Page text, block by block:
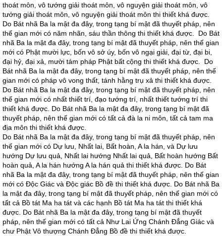
thoát môn, vô tướng giải thoát môn, vô nguyện giải thoát môn, vô
tướng giải thoát môn, vô nguyện giải thoát môn thi thiết khá được.
Do Bát nhã Ba la mật đa đây, trong tạng bí mật đã thuyết pháp, nên
thế gian mới có năm nhãn, sáu thần thông thi thiết khá được. Do Bát
nhã Ba la mật đa đây, trong tạng bí mật đã thuyết pháp, nên thế gian
mới có Phật mười lực, bốn vô sở úy, bốn vô ngại giải, đại từ, đại bi,
đại hỷ, đại xả, mười tám pháp Phật bất cộng thi thiết khá được. Do
Bát nhã Ba la mật đa đây, trong tạng bí mật đã thuyết pháp, nên thế
gian mới có pháp vô vong thất, tánh hằng trụ xả thi thiết khá được.
Do Bát nhã Ba la mật đa đây, trong tạng bí mật đã thuyết pháp, nên
thế gian mới có nhất thiết trí, đạo tướng trí, nhất thiết tướng trí thi
thiết khá được. Do Bát nhã Ba la mật đa đây, trong tạng bí mật đã
thuyết pháp, nên thế gian mới có tất cả đà la ni môn, tất cả tam ma
địa môn thi thiết khá được.
Do Bát nhã Ba la mật đa đây, trong tạng bí mật đã thuyết pháp, nên
thế gian mới có Dự lưu, Nhất lai, Bất hoàn, A la hán, và Dự lưu
hướng Dự lưu quả, Nhất lai hướng Nhất lai quả, Bất hoàn hướng Bất
hoàn quả, A la hán hướng A la hán quả thi thiết khá được. Do Bát
nhã Ba la mật đa đây, trong tạng bí mật đã thuyết pháp, nên thế gian
mới có Độc Giác và Độc giác Bồ đề thi thiết khá được. Do Bát nhã Ba
la mật đa đây, trong tạng bí mật đã thuyết pháp, nên thế gian mới có
tất cả Bồ tát Ma ha tát và các hạnh Bồ tát Ma ha tát thi thiết khá
được. Do Bát nhã Ba la mật đa đây, trong tạng bí mật đã thuyết
pháp, nên thế gian mới có tất cả Như Lai Ứng Chánh Đẳng Giác và
chư Phật Vô thượng Chánh Đẳng Bồ đề thi thiết khá được.